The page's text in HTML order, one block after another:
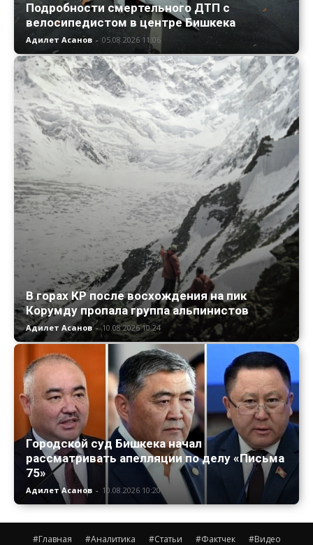
Подробности смертельного ДТП с
велосипедистом в центре Бишкека
Адилет Асанов - 05.08.2026 11:06
В горах КР после восхождения на пик
Корумду пропала группа альпинистов
Адилет Асанов - 10.08.2026 10:24
Городской суд Бишкека начал
рассматривать апелляции по делу «Письма
75»
Адилет Асанов - 10.08.2026 10:20
#Главная #Аналитика #Статьи #Фактчек #Видео